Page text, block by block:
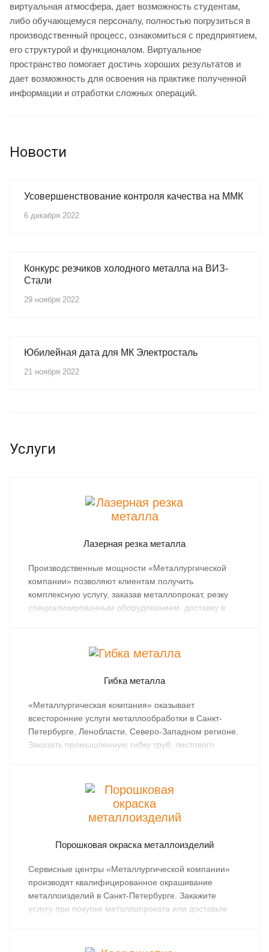
виртуальная атмосфера, дает возможность студентам,
либо обучающемуся персоналу, полностью погрузиться в
производственный процесс, ознакомиться с предприятием,
его структурой и функционалом. Виртуальное
пространство помогает достичь хороших результатов и
дает возможность для освоения на практике полученной
информации и отработки сложных операций.
Новости
6 декабря 2022
Усовершенствование контроля качества на ММК
29 ноября 2022
Конкурс резчиков холодного металла на ВИЗ-
Стали
21 ноября 2022
Юбилейная дата для МК Электросталь
Услуги
Лазерная резка металла
Производственные мощности «Металлургической
компании» позволяют клиентам получить
комплексную услугу, заказав металлопрокат, резку
специализированным оборудованием, доставку в
Гибка металла
«Металлургическая компания» оказывает
всесторонние услуги металлообработки в Санкт-
Петербурге, Ленобласти, Северо-Западном регионе.
Заказать промышленную гибку труб, листового
металлоцентры компании.
Порошковая окраска металлоизделий
Сервисные центры «Металлургической компании»
производят квалифицированное окрашивание
металлоизделий в Санкт-Петербурге. Закажите
услугу при покупке металлопроката или доставьте